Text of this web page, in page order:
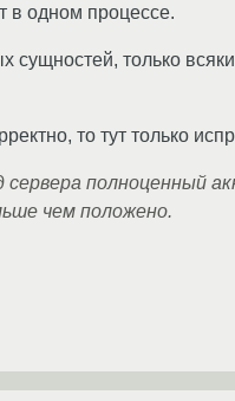
в одном процессе.
сущностей, только
то тут только
полноценный
чем положено.